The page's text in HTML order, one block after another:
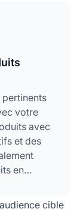
votre
avec
et des
en
cible